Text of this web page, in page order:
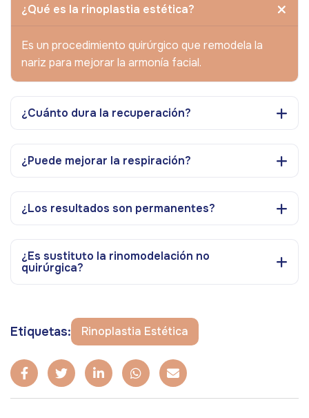
¿Qué es la rinoplastia estética?
Es un procedimiento quirúrgico que remodela la
nariz para mejorar la armonía facial.
¿Cuánto dura la recuperación?
¿Puede mejorar la respiración?
¿Los resultados son permanentes?
¿Es sustituto la rinomodelación no
quirúrgica?
Etiquetas: Rinoplastia Estética